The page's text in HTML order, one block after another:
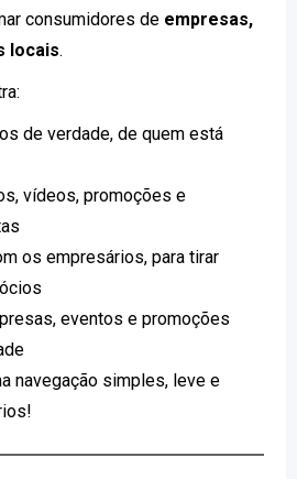
consumidores de empresas,
locais.
de verdade, de quem está
vídeos, promoções e
os empresários, para tirar
eventos e promoções
navegação simples, leve e